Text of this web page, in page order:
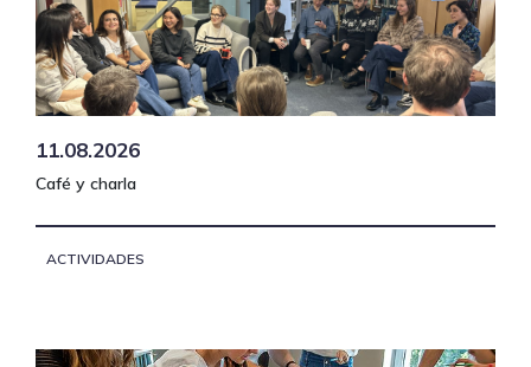
11.08.2026
Café y charla
ACTIVIDADES